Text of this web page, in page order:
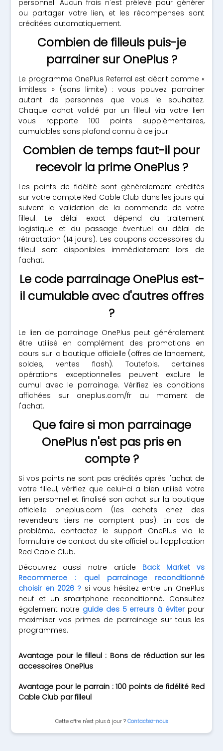
personnel. Aucun frais n'est prélevé pour générer
ou partager votre lien, et les récompenses sont
créditées automatiquement.
Combien de filleuls puis-je
parrainer sur OnePlus ?
Le programme OnePlus Referral est décrit comme «
limitless » (sans limite) : vous pouvez parrainer
autant de personnes que vous le souhaitez.
Chaque achat validé par un filleul via votre lien
vous rapporte 100 points supplémentaires,
cumulables sans plafond connu à ce jour.
Combien de temps faut-il pour
recevoir la prime OnePlus ?
Les points de fidélité sont généralement crédités
sur votre compte Red Cable Club dans les jours qui
suivent la validation de la commande de votre
filleul. Le délai exact dépend du traitement
logistique et du passage éventuel du délai de
rétractation (14 jours). Les coupons accessoires du
filleul sont disponibles immédiatement lors de
l'achat.
Le code parrainage OnePlus est-
il cumulable avec d'autres offres
?
Le lien de parrainage OnePlus peut généralement
être utilisé en complément des promotions en
cours sur la boutique officielle (offres de lancement,
soldes, ventes flash). Toutefois, certaines
opérations exceptionnelles peuvent exclure le
cumul avec le parrainage. Vérifiez les conditions
affichées sur oneplus.com/fr au moment de
l'achat.
Que faire si mon parrainage
OnePlus n'est pas pris en
compte ?
Si vos points ne sont pas crédités après l'achat de
votre filleul, vérifiez que celui-ci a bien utilisé votre
lien personnel et finalisé son achat sur la boutique
officielle oneplus.com (les achats chez des
revendeurs tiers ne comptent pas). En cas de
problème, contactez le support OnePlus via le
formulaire de contact du site officiel ou l'application
Red Cable Club.
Découvrez aussi notre article Back Market vs
Recommerce : quel parrainage reconditionné
choisir en 2026 ? si vous hésitez entre un OnePlus
neuf et un smartphone reconditionné. Consultez
également notre guide des 5 erreurs à éviterpour
maximiser vos primes de parrainage sur tous les
programmes.
Avantage pour le filleul : Bons de réduction sur les
accessoires OnePlus
Avantage pour le parrain : 100 points de fidélité Red
Cable Club par filleul
Cette offre n'est plus à jour ? Contactez-nous